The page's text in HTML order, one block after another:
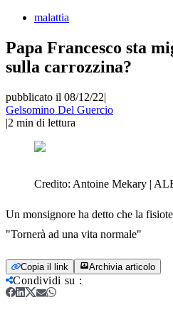
malattia
Papa Francesco sta
sulla carrozzina?
pubblicato il 08/12/22|
Gelsomino Del Guercio
|2 min di lettura
Credito: Antoine Mekary |
Un monsignore ha detto che la
"Tornerà ad una vita normale"
Copia il link Archivia articolo
Condividi su :